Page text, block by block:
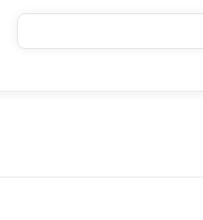
خرید قسطی با ترب‌پی